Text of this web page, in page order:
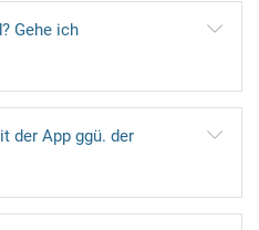
Gehe ich
der App ggü. der